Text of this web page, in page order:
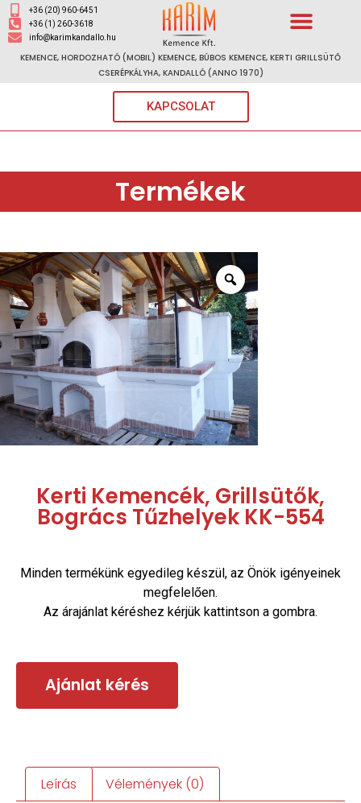
+36 (20) 960-6451
+36 (1) 260-3618
info@karimkandallo.hu
KEMENCE, HORDOZHATÓ (MOBIL) KEMENCE, BÚBOS KEMENCE, KERTI GRILLSÜTŐ
CSERÉPKÁLYHA, KANDALLÓ (ANNO 1970)
KAPCSOLAT
Termékek
Kerti Kemencék, Grillsütők,
Bogrács Tűzhelyek KK-554
Minden termékünk egyedileg készül, az Önök igényeinek
megfelelően.
Az árajánlat kéréshez kérjük kattintson a gombra.
Ajánlat kérés
Leírás Vélemények (0)